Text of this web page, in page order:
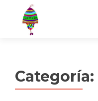
Categoría: